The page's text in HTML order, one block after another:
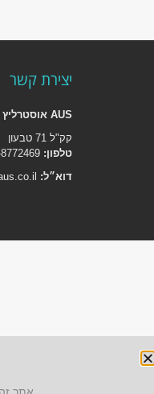
יצירת קשר
AUS אוסטרליץ אדריכלות
קק"ל 71 טבעון
טלפון:
דוא״ל: